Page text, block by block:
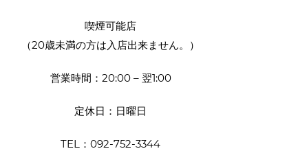
喫煙可能店
（20歳未満の方は入店出来ません。）
営業時間：20:00 – 翌1:00
定休日：日曜日
TEL：092-752-3344